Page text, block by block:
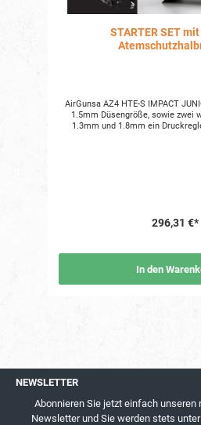
STARTER SET mit
AirGunsa AZ4 HTE-S IMPACT
1.5mm Düsengröße, sowie zwei
1.3mm und 1.8mm ein Druckregler des Typs IMPACT
296,31 €*
In den
NEWSLETTER
Abonnieren Sie jetzt einfach
Newsletter und Sie werden stets